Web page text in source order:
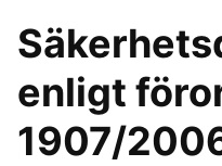
enligt
1907/